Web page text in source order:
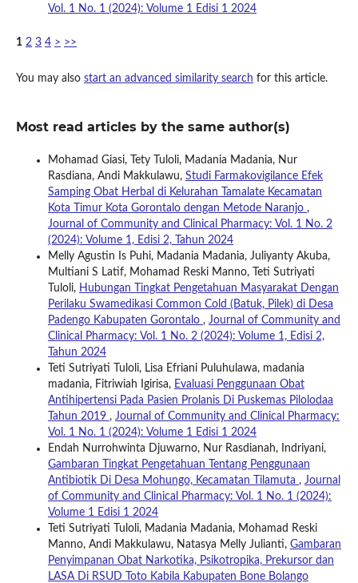
Vol. 1 No. 1 (2024): Volume 1 Edisi 1 2024
1 2 3 4 > >>
You may also start an advanced similarity search for this article.
Most read articles by the same author(s)
Mohamad Giasi, Tety Tuloli, Madania Madania, Nur
Rasdiana, Andi Makkulawu, Studi Farmakovigilance Efek
Samping Obat Herbal di Kelurahan Tamalate Kecamatan
Kota Timur Kota Gorontalo dengan Metode Naranjo ,
Journal of Community and Clinical Pharmacy: Vol. 1 No. 2
(2024): Volume 1, Edisi 2, Tahun 2024
Melly Agustin Is Puhi, Madania Madania, Juliyanty Akuba,
Multiani S Latif, Mohamad Reski Manno, Teti Sutriyati
Tuloli, Hubungan Tingkat Pengetahuan Masyarakat Dengan
Perilaku Swamedikasi Common Cold (Batuk, Pilek) di Desa
Padengo Kabupaten Gorontalo , Journal of Community and
Clinical Pharmacy: Vol. 1 No. 2 (2024): Volume 1, Edisi 2,
Tahun 2024
Teti Sutriyati Tuloli, Lisa Efriani Puluhulawa, madania
madania, Fitriwiah Igirisa, Evaluasi Penggunaan Obat
Antihipertensi Pada Pasien Prolanis Di Puskemas Pilolodaa
Tahun 2019 , Journal of Community and Clinical Pharmacy:
Vol. 1 No. 1 (2024): Volume 1 Edisi 1 2024
Endah Nurrohwinta Djuwarno, Nur Rasdianah, Indriyani,
Gambaran Tingkat Pengetahuan Tentang Penggunaan
Antibiotik Di Desa Mohungo, Kecamatan Tilamuta , Journal
of Community and Clinical Pharmacy: Vol. 1 No. 1 (2024):
Volume 1 Edisi 1 2024
Teti Sutriyati Tuloli, Madania Madania, Mohamad Reski
Manno, Andi Makkulawu, Natasya Melly Julianti, Gambaran
Penyimpanan Obat Narkotika, Psikotropika, Prekursor dan
LASA Di RSUD Toto Kabila Kabupaten Bone Bolango